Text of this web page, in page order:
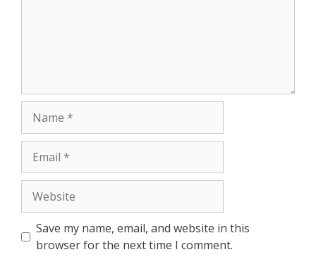
Save my name, email, and website in this
browser for the next time I comment.